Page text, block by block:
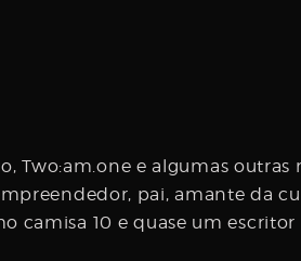
Two:am.one e algumas outras
pai, amante da
camisa 10 e quase um escritor